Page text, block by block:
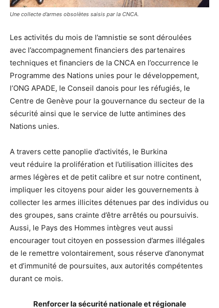
Une collecte d’armes obsolètes saisis par la CNCA.
Les activités du mois de l’amnistie se sont déroulées
avec l’accompagnement financiers des partenaires
techniques et financiers de la CNCA en l’occurrence le
Programme des Nations unies pour le développement,
l’ONG APADE, le Conseil danois pour les réfugiés, le
Centre de Genève pour la gouvernance du secteur de la
sécurité ainsi que le service de lutte antimines des
Nations unies.
A travers cette panoplie d’activités, le Burkina
veut réduire la prolifération et l’utilisation illicites des
armes légères et de petit calibre et sur notre continent,
impliquer les citoyens pour aider les gouvernements à
collecter les armes illicites détenues par des individus ou
des groupes, sans crainte d’être arrêtés ou poursuivis.
Aussi, le Pays des Hommes intègres veut aussi
encourager tout citoyen en possession d’armes illégales
de le remettre volontairement, sous réserve d’anonymat
et d’immunité de poursuites, aux autorités compétentes
durant ce mois.
Renforcer la sécurité nationale et régionale